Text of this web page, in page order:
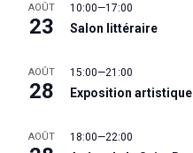
AOÛT
23
10:00—17:00
Salon littéraire
AOÛT
28
15:00—21:00
Exposition
AOÛT 18:00—22:00